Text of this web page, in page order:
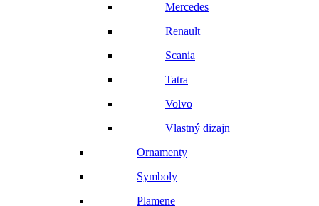
Mercedes
Renault
Scania
Tatra
Volvo
Vlastný dizajn
Ornamenty
Symboly
Plamene